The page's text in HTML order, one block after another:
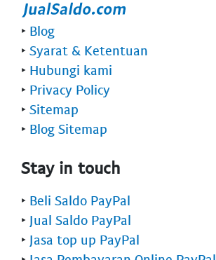
‣ Blog
‣ Syarat & Ketentuan
‣ Hubungi kami
‣ Privacy Policy
‣ Sitemap
‣ Blog Sitemap
Stay in touch
‣ Beli Saldo PayPal
‣ Jual Saldo PayPal
‣ Jasa top up PayPal